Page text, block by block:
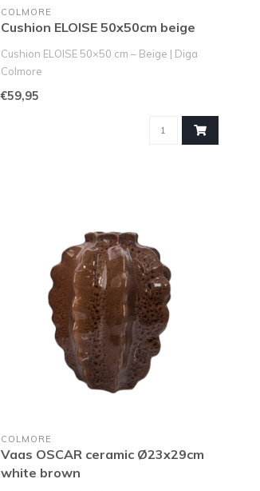
COLMORE
Cushion ELOISE 50x50cm beige
Cushion ELOISE 50×50 cm – Beige | Diga
Colmore
Dit voorjaar verrast Diga Col..
€59,95
COLMORE
Vaas OSCAR ceramic Ø23x29cm
white brown